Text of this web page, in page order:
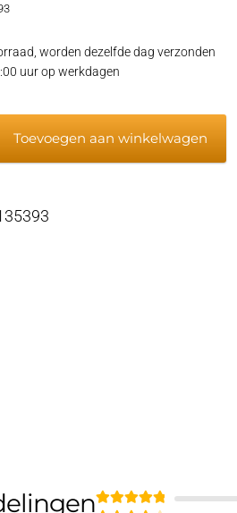
worden dezelfde dag verzonden
uur op werkdagen
Toevoegen aan winkelwagen